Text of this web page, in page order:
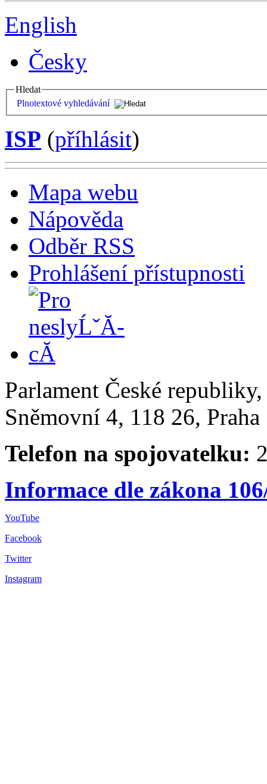
English
Česky
Hledat
Plnotextové vyhledávání
ISP (příhlásit)
Mapa webu
Nápověda
Odběr RSS
Prohlášení přístupnosti
Parlament České
Sněmovní 4, 118 26,
Telefon na spojovatelku:
Informace dle zákona
YouTube
Facebook
Twitter
Instagram